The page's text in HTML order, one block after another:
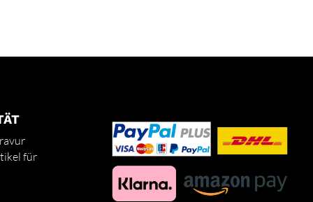
für